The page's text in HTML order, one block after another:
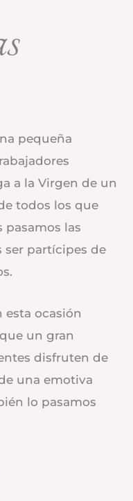
pequeña
a la Virgen de un
todos los que
pasamos las
ser partícipes de
esta ocasión
un gran
disfruten de
una emotiva
lo pasamos